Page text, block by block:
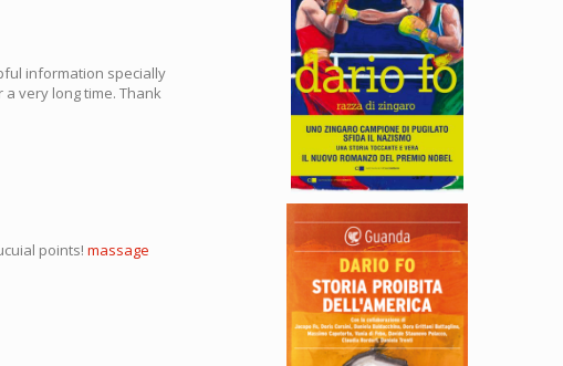
information specially
very long time. Thank
points! massage